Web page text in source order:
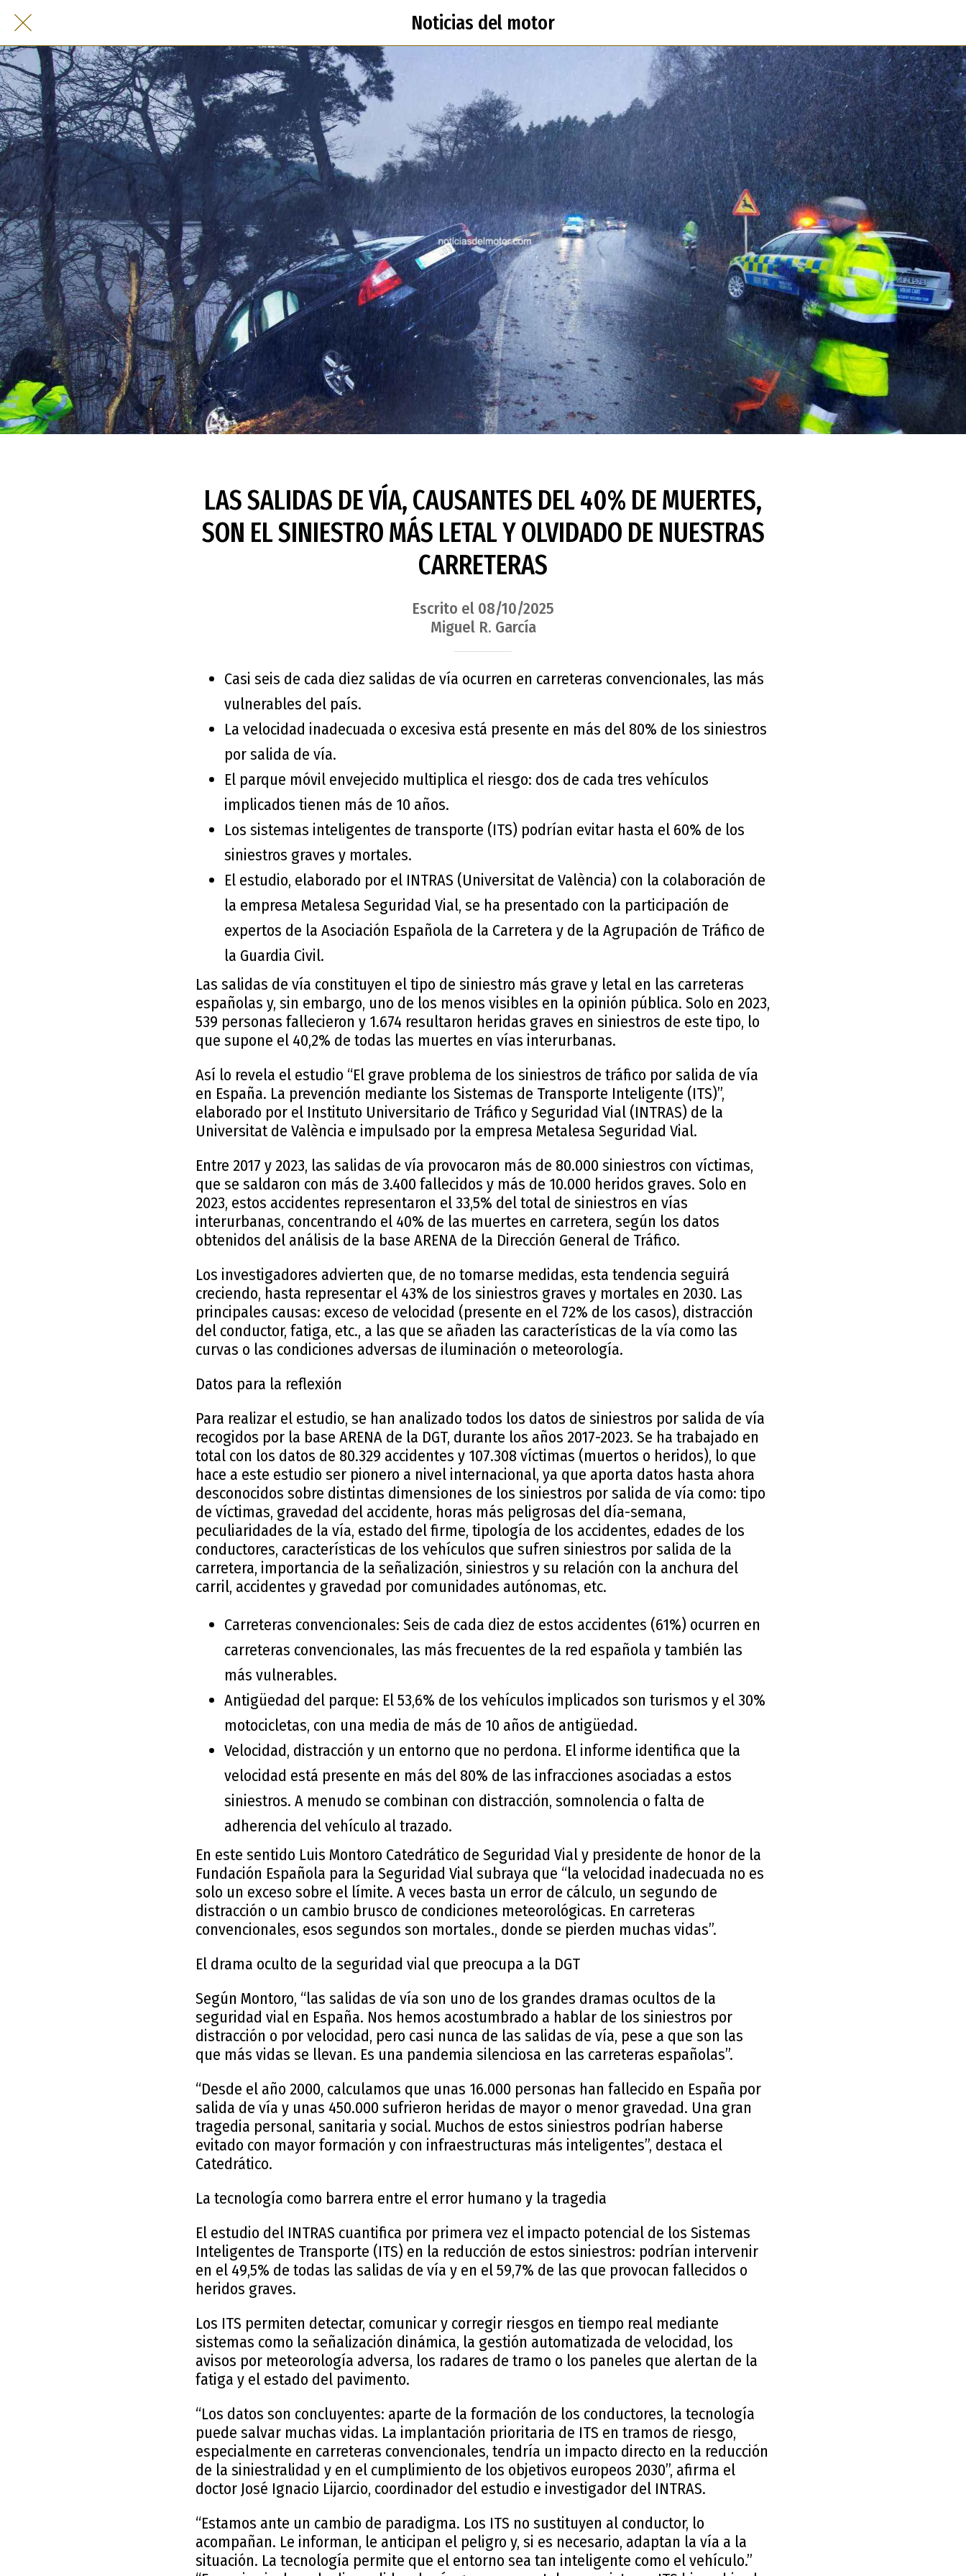
Noticias del motor
LAS SALIDAS DE VÍA, CAUSANTES DEL 40% DE MUERTES,
SON EL SINIESTRO MÁS LETAL Y OLVIDADO DE NUESTRAS
CARRETERAS
Escrito el 08/10/2025
Miguel R. García
Casi seis de cada diez salidas de vía ocurren en carreteras convencionales, las más
vulnerables del país.
La velocidad inadecuada o excesiva está presente en más del 80% de los siniestros
por salida de vía.
El parque móvil envejecido multiplica el riesgo: dos de cada tres vehículos
implicados tienen más de 10 años.
Los sistemas inteligentes de transporte (ITS) podrían evitar hasta el 60% de los
siniestros graves y mortales.
El estudio, elaborado por el INTRAS (Universitat de València) con la colaboración de
la empresa Metalesa Seguridad Vial, se ha presentado con la participación de
expertos de la Asociación Española de la Carretera y de la Agrupación de Tráfico de
la Guardia Civil.
Las salidas de vía constituyen el tipo de siniestro más grave y letal en las carreteras
españolas y, sin embargo, uno de los menos visibles en la opinión pública. Solo en 2023,
539 personas fallecieron y 1.674 resultaron heridas graves en siniestros de este tipo, lo
que supone el 40,2% de todas las muertes en vías interurbanas.
Así lo revela el estudio “El grave problema de los siniestros de tráfico por salida de vía
en España. La prevención mediante los Sistemas de Transporte Inteligente (ITS)”,
elaborado por el Instituto Universitario de Tráfico y Seguridad Vial (INTRAS) de la
Universitat de València e impulsado por la empresa Metalesa Seguridad Vial.
Entre 2017 y 2023, las salidas de vía provocaron más de 80.000 siniestros con víctimas,
que se saldaron con más de 3.400 fallecidos y más de 10.000 heridos graves. Solo en
2023, estos accidentes representaron el 33,5% del total de siniestros en vías
interurbanas, concentrando el 40% de las muertes en carretera, según los datos
obtenidos del análisis de la base ARENA de la Dirección General de Tráfico.
Los investigadores advierten que, de no tomarse medidas, esta tendencia seguirá
creciendo, hasta representar el 43% de los siniestros graves y mortales en 2030. Las
principales causas: exceso de velocidad (presente en el 72% de los casos), distracción
del conductor, fatiga, etc., a las que se añaden las características de la vía como las
curvas o las condiciones adversas de iluminación o meteorología.
Datos para la reflexión
Para realizar el estudio, se han analizado todos los datos de siniestros por salida de vía
recogidos por la base ARENA de la DGT, durante los años 2017-2023. Se ha trabajado en
total con los datos de 80.329 accidentes y 107.308 víctimas (muertos o heridos), lo que
hace a este estudio ser pionero a nivel internacional, ya que aporta datos hasta ahora
desconocidos sobre distintas dimensiones de los siniestros por salida de vía como: tipo
de víctimas, gravedad del accidente, horas más peligrosas del día-semana,
peculiaridades de la vía, estado del firme, tipología de los accidentes, edades de los
conductores, características de los vehículos que sufren siniestros por salida de la
carretera, importancia de la señalización, siniestros y su relación con la anchura del
carril, accidentes y gravedad por comunidades autónomas, etc.
Carreteras convencionales: Seis de cada diez de estos accidentes (61%) ocurren en
carreteras convencionales, las más frecuentes de la red española y también las
más vulnerables.
Antigüedad del parque: El 53,6% de los vehículos implicados son turismos y el 30%
motocicletas, con una media de más de 10 años de antigüedad.
Velocidad, distracción y un entorno que no perdona. El informe identifica que la
velocidad está presente en más del 80% de las infracciones asociadas a estos
siniestros. A menudo se combinan con distracción, somnolencia o falta de
adherencia del vehículo al trazado.
En este sentido Luis Montoro Catedrático de Seguridad Vial y presidente de honor de la
Fundación Española para la Seguridad Vial subraya que “la velocidad inadecuada no es
solo un exceso sobre el límite. A veces basta un error de cálculo, un segundo de
distracción o un cambio brusco de condiciones meteorológicas. En carreteras
convencionales, esos segundos son mortales., donde se pierden muchas vidas”.
El drama oculto de la seguridad vial que preocupa a la DGT
Según Montoro, “las salidas de vía son uno de los grandes dramas ocultos de la
seguridad vial en España. Nos hemos acostumbrado a hablar de los siniestros por
distracción o por velocidad, pero casi nunca de las salidas de vía, pese a que son las
que más vidas se llevan. Es una pandemia silenciosa en las carreteras españolas”.
“Desde el año 2000, calculamos que unas 16.000 personas han fallecido en España por
salida de vía y unas 450.000 sufrieron heridas de mayor o menor gravedad. Una gran
tragedia personal, sanitaria y social. Muchos de estos siniestros podrían haberse
evitado con mayor formación y con infraestructuras más inteligentes”, destaca el
Catedrático.
La tecnología como barrera entre el error humano y la tragedia
El estudio del INTRAS cuantifica por primera vez el impacto potencial de los Sistemas
Inteligentes de Transporte (ITS) en la reducción de estos siniestros: podrían intervenir
en el 49,5% de todas las salidas de vía y en el 59,7% de las que provocan fallecidos o
heridos graves.
Los ITS permiten detectar, comunicar y corregir riesgos en tiempo real mediante
sistemas como la señalización dinámica, la gestión automatizada de velocidad, los
avisos por meteorología adversa, los radares de tramo o los paneles que alertan de la
fatiga y el estado del pavimento.
“Los datos son concluyentes: aparte de la formación de los conductores, la tecnología
puede salvar muchas vidas. La implantación prioritaria de ITS en tramos de riesgo,
especialmente en carreteras convencionales, tendría un impacto directo en la reducción
de la siniestralidad y en el cumplimiento de los objetivos europeos 2030”, afirma el
doctor José Ignacio Lijarcio, coordinador del estudio e investigador del INTRAS.
“Estamos ante un cambio de paradigma. Los ITS no sustituyen al conductor, lo
acompañan. Le informan, le anticipan el peligro y, si es necesario, adaptan la vía a la
situación. La tecnología permite que el entorno sea tan inteligente como el vehículo.”